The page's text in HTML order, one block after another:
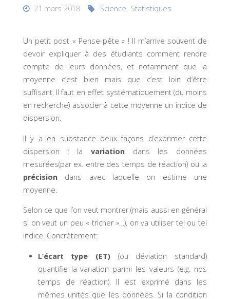
21 mars 2018 Science, Statistiques
Un petit post « Pense-pête » ! Il m’arrive souvent de
devoir expliquer à des étudiants comment rendre
compte de leurs données, et notamment que la
moyenne c’est bien mais que c’est loin d’être
suffisant. Il faut en effet systématiquement (du moins
en recherche) associer à cette moyenne un indice de
dispersion.
Il y a en substance deux façons d’exprimer cette
dispersion : la variation dans les données
mesurées(par ex. entre des temps de réaction) ou la
précisiondans avec laquelle on estime une
moyenne.
Selon ce que l’on veut montrer (mais aussi en général
si on veut un peu « tricher »…), on va utiliser tel ou tel
indice. Concrètement:
L’écart type (ET) (ou déviation standard)
quantifie la variation parmi les valeurs (e.g. nos
temps de réaction). Il est exprimé dans les
mêmes unités que les données. Si la condition